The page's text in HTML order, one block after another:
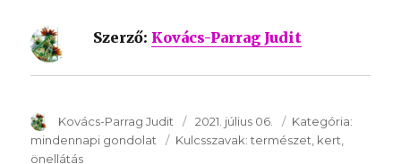
Szerző: Kovács-Parrag Judit
SzerzÅ
Kovács-Parrag Judit Közzétéve:
2021. július 06. Kategória:
mindennapi gondolat
Kulcsszavak:Kulcsszavak:
természet kert
önellátás